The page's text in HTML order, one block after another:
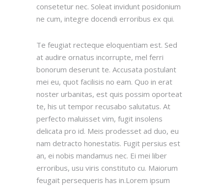
consetetur nec. Soleat invidunt posidonium
ne cum, integre docendi erroribus ex qui.
Te feugiat recteque eloquentiam est. Sed
at audire ornatus incorrupte, mel ferri
bonorum deserunt te. Accusata postulant
mei eu, quot facilisis no eam. Quo in erat
noster urbanitas, est quis possim oporteat
te, his ut tempor recusabo salutatus. At
perfecto maluisset vim, fugit insolens
delicata pro id. Meis prodesset ad duo, eu
nam detracto honestatis. Fugit persius est
an, ei nobis mandamus nec. Ei mei liber
erroribus, usu viris constituto cu. Maiorum
feugait persequeris has in.Lorem ipsum